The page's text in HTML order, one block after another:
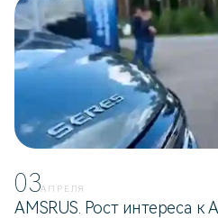
03АПРЕЛЯ
AMSRUS. Рост интереса к